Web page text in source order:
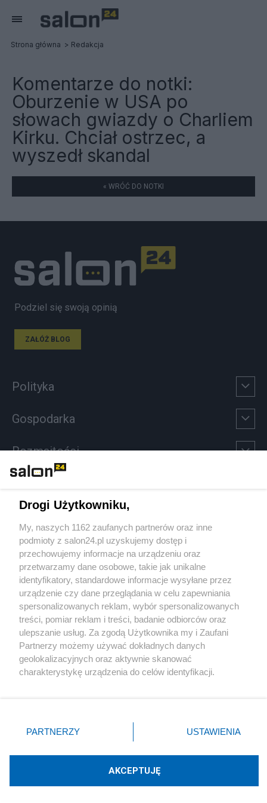
Strona główna Redakcja
Komentarze do notki:
Oburzenie w USA po
słowach gwiazdy o Charliem
Kirku. Chciał ostrzec, a
wyszedł skandal
« WRÓĆ DO NOTKI
Podziel się swoją opinią
ZAŁÓŻ BLOG
Polityka
Gospodarka
Rozmaitości
Sport
Społeczeństwo
Kultura
X Facebook Instagram Youtube
Technologię dostarcza:W3media.pl
Drogi Użytkowniku,
My, naszych 1162 zaufanych partnerów oraz inne
podmioty z salon24.pl uzyskujemy dostęp i
przechowujemy informacje na urządzeniu oraz
przetwarzamy dane osobowe, takie jak unikalne
identyfikatory, standardowe informacje wysyłane przez
urządzenie czy dane przeglądania w celu zapewniania
spersonalizowanych reklam, wybór spersonalizowanych
treści, pomiar reklam i treści, badanie odbiorców oraz
ulepszanie usług. Za zgodą Użytkownika my i Zaufani
Partnerzy możemy używać dokładnych danych
geolokalizacyjnych oraz aktywnie skanować
charakterystykę urządzenia do celów identyfikacji.
zmienić/wycofać klikając przycisk ustawień prywatności
znajdujący się w lewym dolnym rogu strony
rodzaje przetwarzania danych nie wymagają zgody
użytkownika, ale masz prawo sprzeciwić się takiemu
PARTNERZY USTAWIENIA
AKCEPTUJĘ